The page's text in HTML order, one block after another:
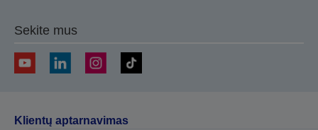
Sekite mus
Klientų aptarnavimas